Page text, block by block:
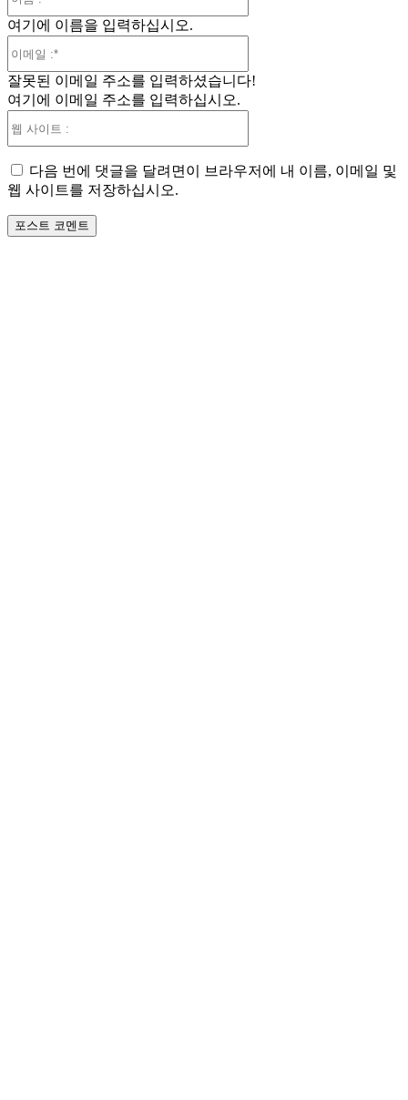
여기에 이름을 입력하십시오.
일
잘못된 이메일 주소를 입력하셨습니다!
여기에 이메일 주소를 입력하십시오.
트
다음 번에 댓글을 달려면이 브라우저에 내 이름, 이메일 및
웹 사이트를 저장하십시오.